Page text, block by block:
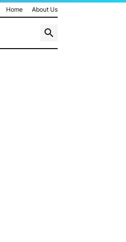
Home About Us